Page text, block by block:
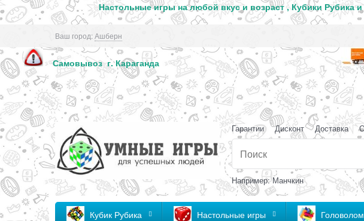
Настольные игры на любой вкус и возраст , Кубики Рубика
Ваш город:Ашберн
Самовывоз г. Караганда
Гарантии Дисконт Доставка
Например: Манчкин
Кубик Рубика Настольные игры